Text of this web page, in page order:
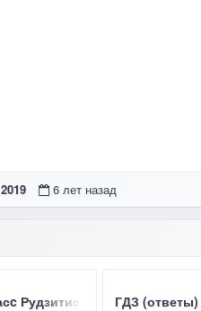
6 лет назад
Рудзитис Г.Е., Фельдман
ГДЗ